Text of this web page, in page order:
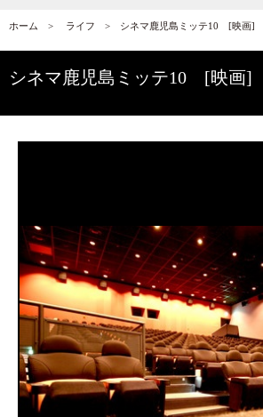
ホーム > ライフ > シネマ鹿児島ミッテ10 [映画]
シネマ鹿児島ミッテ10 [映画]